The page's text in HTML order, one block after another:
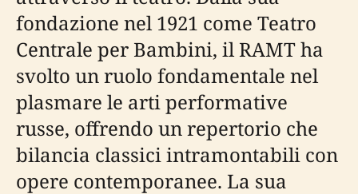
fondazione nel 1921 come Teatro
Centrale per Bambini, il RAMT ha
svolto un ruolo fondamentale nel
plasmare le arti performative
russe, offrendo un repertorio che
bilancia classici intramontabili con
opere contemporanee. La sua